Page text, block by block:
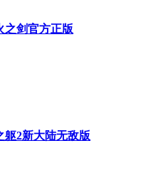
之剑官方正版
躯2新大陆无敌版